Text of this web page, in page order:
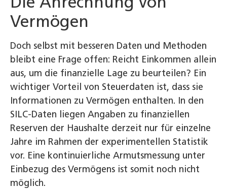
Vermögen
Doch selbst mit besseren Daten und Methoden
bleibt eine Frage offen: Reicht Einkommen allein
aus, um die finanzielle Lage zu beurteilen? Ein
wichtiger Vorteil von Steuerdaten ist, dass sie
Informationen zu Vermögen enthalten. In den
SILC-Daten liegen Angaben zu finanziellen
Reserven der Haushalte derzeit nur für einzelne
Jahre im Rahmen der experimentellen Statistik
vor. Eine kontinuierliche Armutsmessung unter
Einbezug des Vermögens ist somit noch nicht
möglich.